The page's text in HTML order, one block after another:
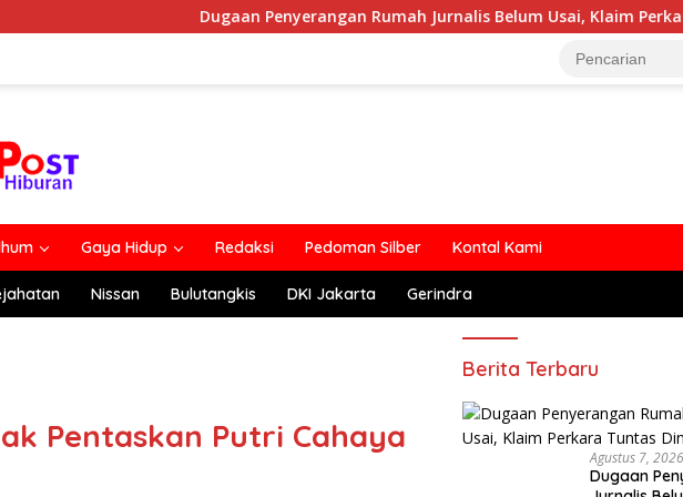
Dugaan Penyerangan Rumah Jurnalis Belum Usai, Klaim Perkara Tuntas
Gaya Hidup Redaksi Pedoman Silber Kontal Kami
Nissan Bulutangkis DKI Jakarta Gerindra
Pentaskan Putri Cahaya
Berita Terbaru
Agustus 7, 2026
Dugaan